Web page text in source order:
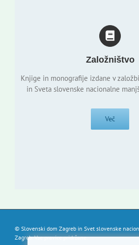
Založništvo
Knjige in monografije izdane v
in Sveta slovenske nacionalne
Več
© Slovenski dom Zagreb in Svet slovenske
Zagreb. Vse pravice pridržane.